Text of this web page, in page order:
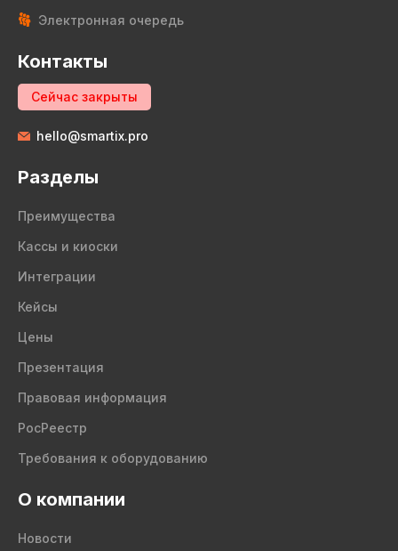
Электронная очередь
Контакты
Сейчас закрыты
hello@smartix.pro
Разделы
Преимущества
Кассы и киоски
Интеграции
Кейсы
Цены
Презентация
Правовая информация
РосРеестр
Требования к оборудованию
О компании
Новости